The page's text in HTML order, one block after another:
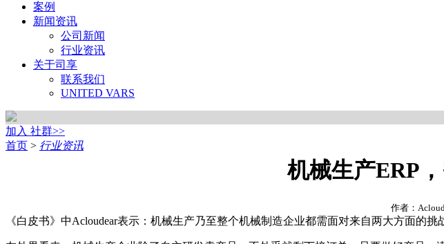
案例
新闻资讯
公司新闻
行业资讯
关于司享
联系我们
UNITED VARS
加入 社群>>
首页 > 行业资讯
机械生产ERP
作者：
《白皮书》中Acloudear表示：机械生产乃至整个机械制造企业都需面对来自两大方面的挑